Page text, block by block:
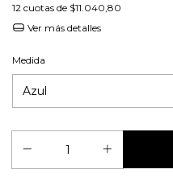
12 cuotas de $11.040,80
Ver más detalles
Medida